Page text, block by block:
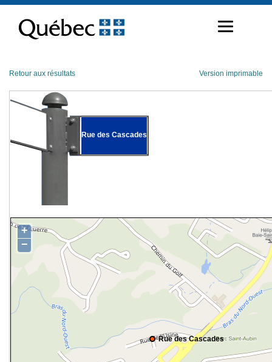
contenu
Retour aux résultats Version imprimable
Rue des Cascades
Rue des Cascades
+
−